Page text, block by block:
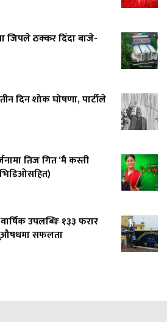
जिपले ठक्कर दिँदा बाजे-
दिन शोक घोषणा, पार्टीले
तिज गित ‘मै कस्ती
उपलब्धिः १३३ फरार
सफलता